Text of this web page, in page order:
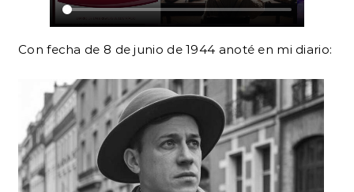
Con fecha de 8 de junio de 1944 anoté en mi diario: